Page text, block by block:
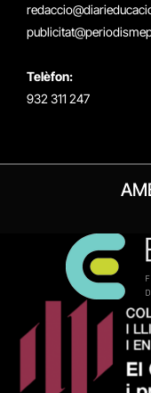
Telèfon:
932 311 247